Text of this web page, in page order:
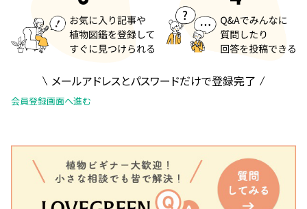
メールアドレスとパスワードだけで登録完了
会員登録画面へ進む